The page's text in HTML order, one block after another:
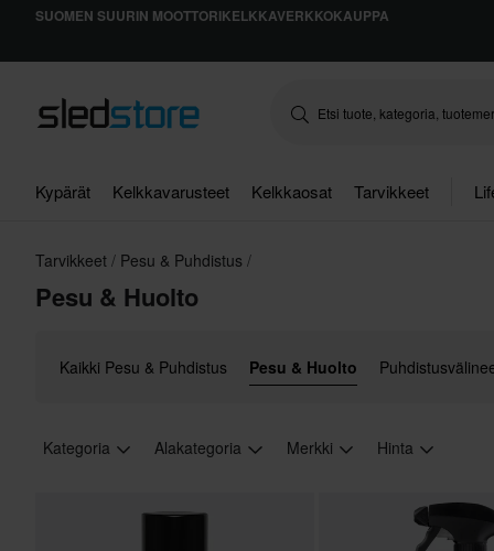
SUOMEN SUURIN MOOTTORIKELKKAVERKKOKAUPPA
Kypärät Kelkkavarusteet Kelkkaosat Tarvikkeet
Tarvikkeet Pesu & Puhdistus
Pesu & Huolto
Kaikki Pesu & Puhdistus Pesu & Huolto
Kategoria Alakategoria Merkki Hinta